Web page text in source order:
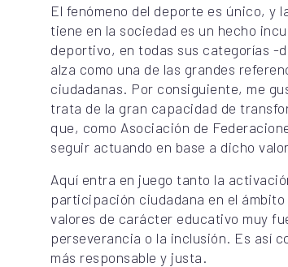
El fenómeno del deporte es único, y
tiene en la sociedad es un hecho
deportivo, en todas sus categorías
alza como una de las grandes
ciudadanas. Por consiguiente, me
trata de la gran capacidad de
que, como Asociación de
seguir actuando en base a dicho
Aquí entra en juego tanto la
participación ciudadana en el
valores de carácter educativo muy
perseverancia o la inclusión. Es así
más responsable y justa.